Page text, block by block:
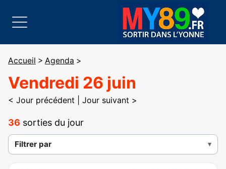
Accueil > Agenda >
Vendredi 26 juin
< Jour précédent Jour suivant >
36 sorties du jour
Filtrer par